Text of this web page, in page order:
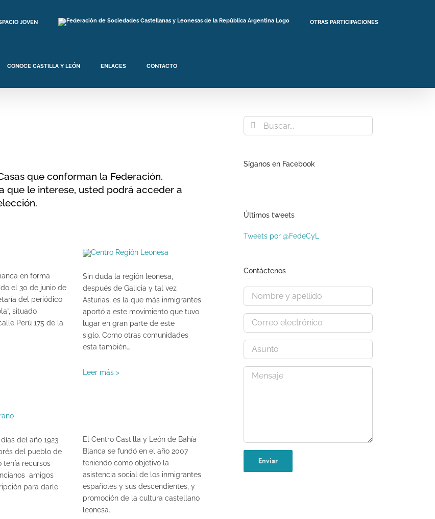
JOVEN OTRAS PARTICIPACIONES
CONOCE CASTILLA Y LEÓN ENLACES CONTACTO
que conforman la Federación.
que le interese, usted podrá acceder a
en forma
el 30 de junio de
del periódico
situado
Perú 175 de la
Sin duda la región leonesa,
después de Galicia y tal vez
Asturias, es la que más inmigrantes
aportó a este movimiento que tuvo
lugar en gran parte de este
siglo. Como otras comunidades
esta también…
Leer más >
del año 1923
del pueblo de
tenía recursos
amigos
para darle
El Centro Castilla y León de Bahía
Blanca se fundó en el año 2007
teniendo como objetivo la
asistencia social de los inmigrantes
españoles y sus descendientes, y
promoción de la cultura castellano
leonesa.
Buscar:
Síganos en Facebook
Últimos tweets
Tweets por @FedeCyL
Contáctenos